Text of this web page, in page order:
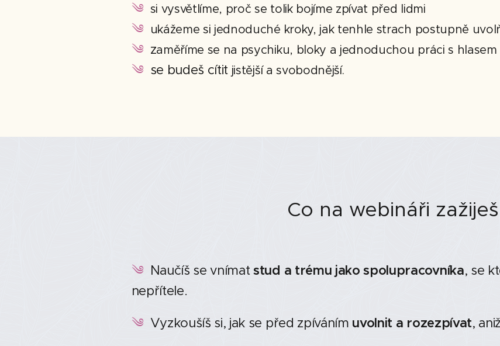
༄ si vysvětlíme, proč se tolik bojíme zpívat před lidmi
༄ ukážeme si jednoduché kroky, jak tenhle strach postupně
༄ zaměříme se na psychiku, bloky a jednoduchou práci s hlasem
༄ se budeš cítit jistější a svobodnější.
Co na webináři zažiješ
༄ Naučíš se vnímatstud a trému jako spolupracovníka, se
nepřítele.
༄ Vyzkoušíš si, jak se před zpíváním uvolnit a rozezpívat,